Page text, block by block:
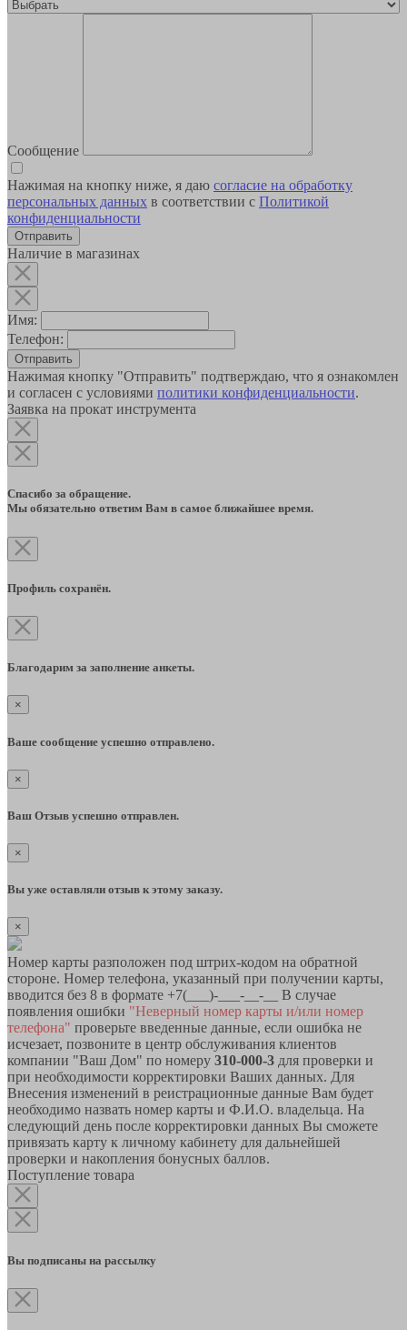
Сообщение
Нажимая на кнопку ниже, я даю согласие на обработку
персональных данных в соответствии с Политикой
конфиденциальности
Наличие в магазинах
Имя:
Телефон:
Отправить
Нажимая кнопку "Отправить" подтверждаю, что я ознакомлен
и согласен с условиями политики конфиденциальности.
Заявка на прокат инструмента
Спасибо за обращение.
Мы обязательно ответим Вам в самое ближайшее время.
Профиль сохранён.
Благодарим за заполнение анкеты.
×
Ваше сообщение успешно отправлено.
×
Ваш Отзыв успешно отправлен.
×
Вы уже оставляли отзыв к этому заказу.
×
Номер карты разположен под штрих-кодом на обратной
стороне. Номер телефона, указанный при получении карты,
вводится без 8 в формате +7(___)-___-__-__ В случае
появления ошибки "Неверный номер карты и/или номер
телефона" проверьте введенные данные, если ошибка не
исчезает, позвоните в центр обслуживания клиентов
компании "Ваш Дом" по номеру 310-000-3 для проверки и
при необходимости корректировки Ваших данных. Для
Внесения изменений в реистрационные данные Вам будет
необходимо назвать номер карты и Ф.И.О. владельца. На
следующий день после корректировки данных Вы сможете
привязать карту к личному кабинету для дальнейшей
проверки и накопления бонусных баллов.
Поступление товара
Вы подписаны на рассылку